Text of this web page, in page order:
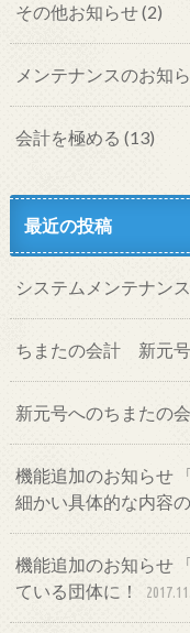
その他お知らせ(2)
メンテナンスのお知
会計を極める (13)
最近の投稿
システムメンテナン
ちまたの会計 新元
新元号へのちまたの
機能追加のお知らせ
細かい具体的な内容
機能追加のお知らせ
ている団体に！